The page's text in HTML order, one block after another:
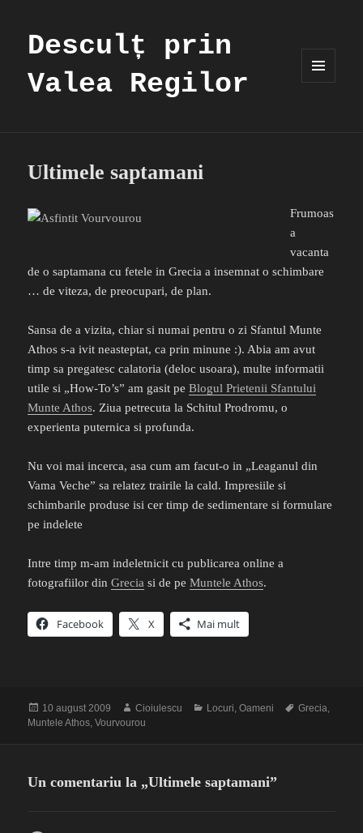
Desculț prin
Valea Regilor
Ultimele saptamani
Frumoas
a
vacanta
de o saptamana cu fetele in Grecia a insemnat o schimbare
… de viteza, de preocupari, de plan.
Sansa de a vizita, chiar si numai pentru o zi Sfantul Munte
Athos s-a ivit neasteptat, ca prin minune :). Abia am avut
timp sa pregatesc calatoria (deloc usoara), multe informatii
utile si „How-To’s” am gasit peBlogul Prietenii Sfantului
Munte Athos. Ziua petrecuta la Schitul Prodromu, o
experienta puternica si profunda.
Nu voi mai incerca, asa cum am facut-o in „Leaganul din
Vama Veche” sa relatez trairile la cald. Impresiile si
schimbarile produse isi cer timp de sedimentare si formulare
pe indelete
Intre timp m-am indeletnicit cu publicarea online a
fotografiilor dinGrecia si de peMuntele Athos.
Facebook X Mai mult
Publicat
pe
10 august 2009 Autor
Cioiulescu Categorii
Locuri,Oameni Etichete
Grecia,
Muntele Athos,Vourvourou
Un comentariu la „Ultimele saptamani”